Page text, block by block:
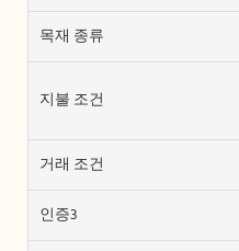
목재 종류
지불 조건
거래 조건
인증3